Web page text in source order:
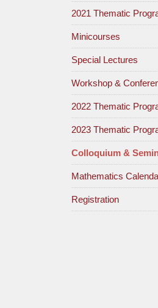
2021 Thematic
Minicourses
Special Lectures
Workshop &
2022 Thematic
2023 Thematic
Colloquium &
Mathematics
Registration